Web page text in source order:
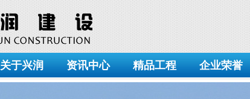
关于兴润 资讯中心 精品工程 企业荣誉